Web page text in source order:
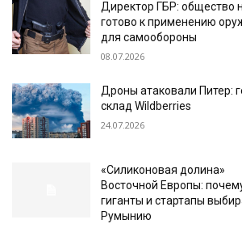
Директор ГБР: общество
готово к применению
для самообороны
08.07.2026
Дроны атаковали Питер:
склад Wildberries
24.07.2026
«Силиконовая долина»
Восточной Европы:
гиганты и стартапы
Румынию